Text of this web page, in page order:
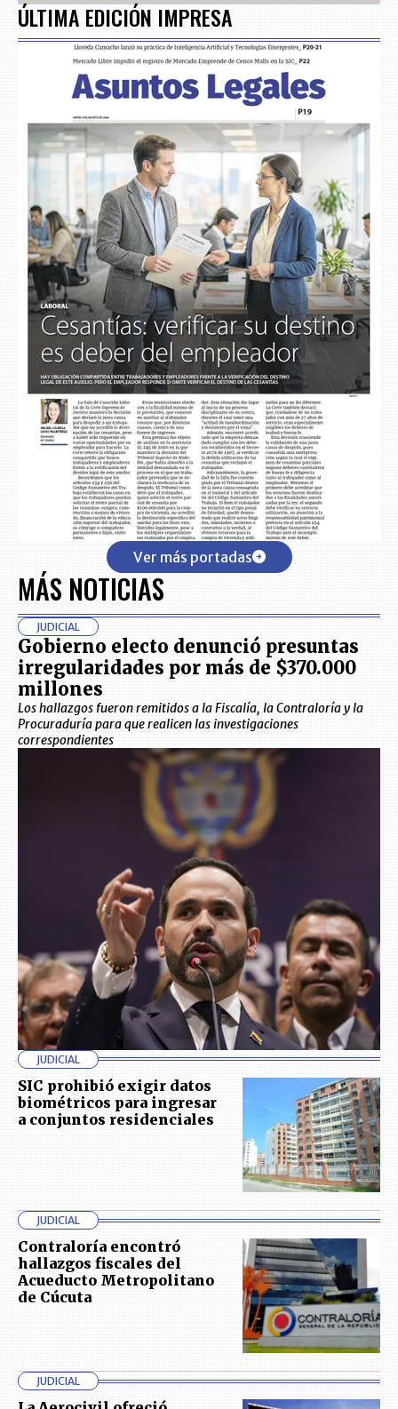
ÚLTIMA EDICIÓN IMPRESA
Ver más portadas
MÁS NOTICIAS
JUDICIAL
Gobierno electo denunció presuntas
irregularidades por más de $370.000
millones
Los hallazgos fueron remitidos a la Fiscalía, la Contraloría y la
Procuraduría para que realicen las investigaciones
correspondientes
JUDICIAL
SIC prohibió exigir datos
biométricos para ingresar
a conjuntos residenciales
JUDICIAL
Contraloría encontró
hallazgos fiscales del
Acueducto Metropolitano
de Cúcuta
JUDICIAL